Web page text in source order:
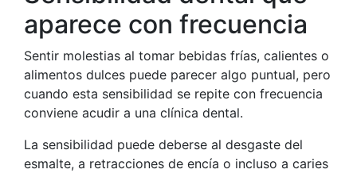
aparece con frecuencia
Sentir molestias al tomar bebidas frías, calientes o
alimentos dulces puede parecer algo puntual, pero
cuando esta sensibilidad se repite con frecuencia
conviene acudir a una clínica dental.
La sensibilidad puede deberse al desgaste del
esmalte, a retracciones de encía o incluso a caries